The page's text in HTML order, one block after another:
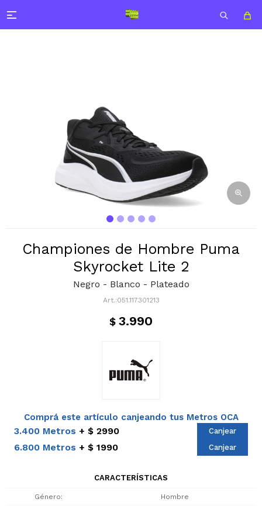

Championes de Hombre Puma
Skyrocket Lite 2
Negro - Blanco - Plateado
051.117301213
$ 3.990
Comprá este artículo canjeando tus Metros OCA
3.400 Metros $ 2990 Canjear
6.800 Metros $ 1990 Canjear
CARACTERÍSTICAS
Género Hombre